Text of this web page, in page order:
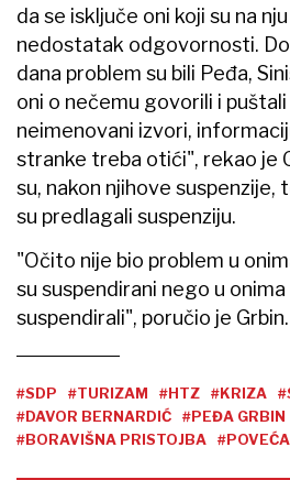
da se isključe oni koji su na
nedostatak odgovornosti.
dana problem su bili Peđa,
oni o nečemu govorili i
neimenovani izvori,
stranke treba otići", rekao je
su, nakon njihove suspenzije,
su predlagali suspenziju.
"Očito nije bio problem u
su suspendirani nego u onima
suspendirali", poručio je Grbin.
#SDP #TURIZAM #HTZ #KRIZA
#DAVOR BERNARDIĆ
#PEĐA GRBIN
#BORAVIŠNA PRISTOJBA